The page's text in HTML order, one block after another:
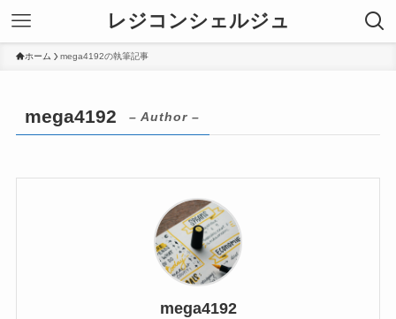
レジコンシェルジュ
ホーム mega4192の執筆記事
mega4192 – Author –
mega4192